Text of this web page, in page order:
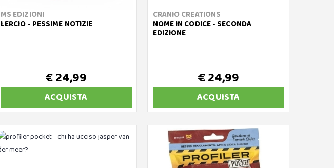
MS EDIZIONI
LERCIO - PESSIME NOTIZIE
€ 24,99
ACQUISTA
CRANIO CREATIONS
NOME IN CODICE - SECONDA
EDIZIONE
€ 24,99
ACQUISTA